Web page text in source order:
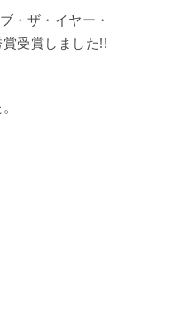
・ザ・イヤー・
受賞しました!!